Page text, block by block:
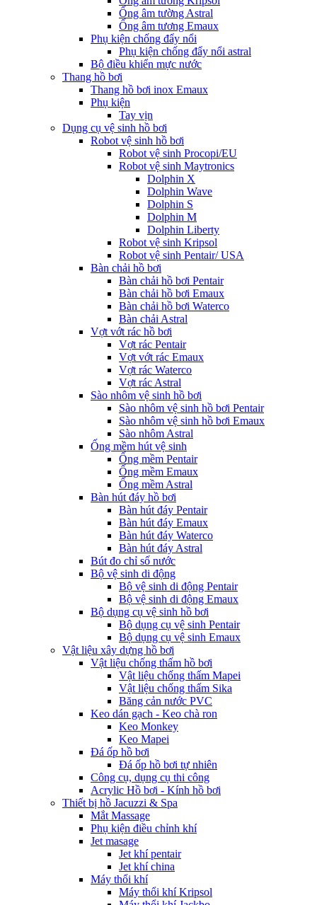
Ống âm tường Astral
Ống âm tương Emaux
Phụ kiện chống đẩy nổi
Phụ kiện chống đẩy nổi astral
Bộ điều khiển mực nước
Thang hồ bơi
Thang hồ bơi inox Emaux
Phụ kiện
Tay vịn
Dụng cụ vệ sinh hồ bơi
Robot vệ sinh hồ bơi
Robot vệ sinh Procopi/EU
Robot vệ sinh Maytronics
Dolphin X
Dolphin Wave
Dolphin S
Dolphin M
Dolphin Liberty
Robot vệ sinh Kripsol
Robot vệ sinh Pentair/ USA
Bàn chải hồ bơi
Bàn chải hồ bơi Pentair
Bàn chải hồ bơi Emaux
Bàn chải hồ bơi Waterco
Bàn chải Astral
Vợt vớt rác hồ bơi
Vợt rác Pentair
Vợt vớt rác Emaux
Vợt rác Waterco
Vợt rác Astral
Sào nhôm vệ sinh hồ bơi
Sào nhôm vệ sinh hồ bơi Pentair
Sào nhôm vệ sinh hồ bơi Emaux
Sào nhôm Astral
Ống mềm hút vệ sinh
Ống mềm Pentair
Ống mềm Emaux
Ống mềm Astral
Bàn hút đáy hồ bơi
Bàn hút đáy Pentair
Bàn hút đáy Emaux
Bàn hút đáy Waterco
Bàn hút đáy Astral
Bút đo chỉ số nước
Bộ vệ sinh di động
Bộ vệ sinh di động Pentair
Bộ vệ sinh di động Emaux
Bộ dụng cụ vệ sinh hồ bơi
Bộ dụng cụ vệ sinh Pentair
Bộ dụng cụ vệ sinh Emaux
Vật liệu xây dựng hồ bơi
Vật liệu chống thấm hồ bơi
Vật liệu chống thấm Mapei
Vật liệu chống thấm Sika
Băng cản nước PVC
Keo dán gạch - Keo chà ron
Keo Monkey
Keo Mapei
Đá ốp hồ bơi
Đá ốp hồ bơi tự nhiên
Công cụ, dụng cụ thi công
Acrylic Hồ bơi - Kính hồ bơi
Thiết bị hồ Jacuzzi & Spa
Mắt Massage
Phụ kiện điều chỉnh khí
Jet masage
Jet khí pentair
Jet khí china
Máy thổi khí
Máy thổi khí Kripsol